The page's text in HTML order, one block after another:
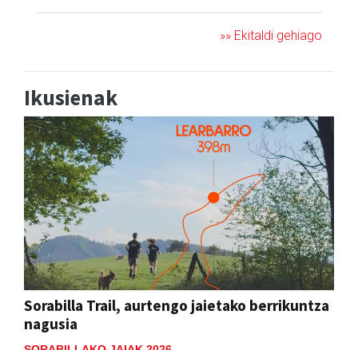
»» Ekitaldi gehiago
Ikusienak
Sorabilla Trail, aurtengo jaietako berrikuntza
nagusia